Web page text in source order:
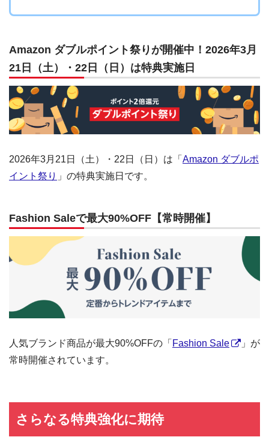
Amazon ダブルポイント祭りが開催中！2026年3月
21日（土）・22日（日）は特典実施日
2026年3月21日（土）・22日（日）は「 Amazon ダブルポ
イント祭り 」の特典実施日です。
Fashion Saleで最大90%OFF【常時開催】
人気ブランド商品が最大90%OFFの「 Fashion Sale
」が
常時開催されています。
さらなる特典強化に期待